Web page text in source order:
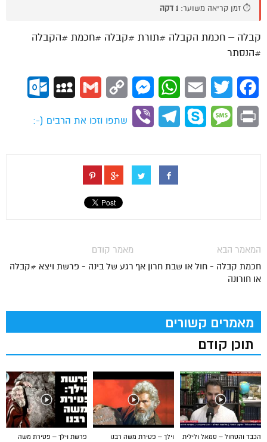
⏱️ זמן קריאה משוער: 1 דקה
קבלה – חכמת הקבלה #תורת #קבלה #חכמת #הקבלה
#הנסתר
Facebook
Twitter
Email
WhatsApp
Messenger
Copy
Gmail
MySpace
Print
Message
Skype
Telegram
Viber
שתפו וזכו את הרבים (-:
מאמר קודם
רגע של בינה - פרשת ויצא #קבלה
המאמר הבא
חכמת קבלה - חול או שבת חרון אף
או חורונה
מאמרים קשורים
תוכן קודם
פרשת וילך – פטירת משה וילך – פטירת משה רבנו
הכבד והטחול – סמאל ולילית